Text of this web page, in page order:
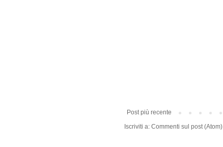
Post più recente
Iscriviti a: Commenti sul post (Atom)